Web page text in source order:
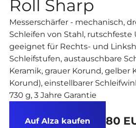
Roll Sharp
Messerschärfer - mechanisch,
Schleifen von Stahl, rutschfeste
geeignet für Rechts- und
Schleifstufen, austauschbare
Keramik, grauer Korund, gelber
Korund), einstellbarer
730 g, 3 Jahre Garantie
Auf Alza kaufen 80